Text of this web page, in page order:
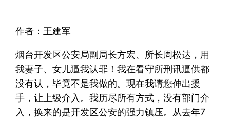
作者：王建军
烟台开发区公安局副局长方宏、所长周松达，用
我妻子、女儿逼我认罪！我在看守所刑讯逼供都
没有认，毕竟不是我做的。现在我请您伸出援
手，让上级介入。我历尽所有方式，没有部门介
入，换来的是开发区公安的强力镇压。从去年7